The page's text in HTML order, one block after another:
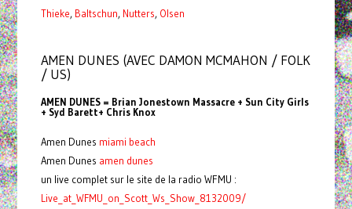
Thieke, Baltschun, Nutters, Olsen
AMEN DUNES (AVEC DAMON MCMAHON / FOLK
/ US)
AMEN DUNES = Brian Jonestown Massacre + Sun City Girls
+ Syd Barett+ Chris Knox
Amen Dunes miami beach
Amen Dunes amen dunes
un live complet sur le site de la radio WFMU :
Live_at_WFMU_on_Scott_Ws_Show_8132009/